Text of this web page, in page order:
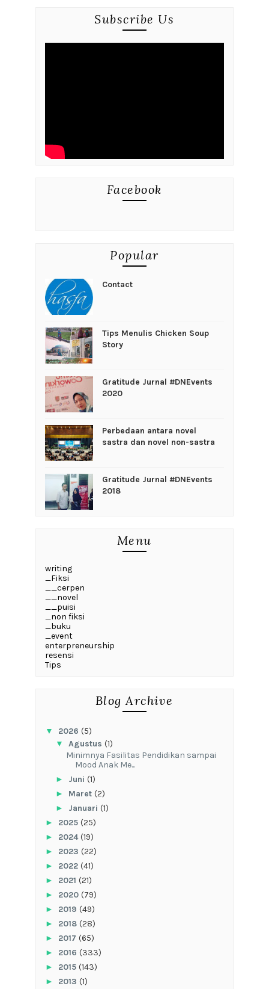
Subscribe Us
Facebook
Popular
Contact
Tips Menulis Chicken Soup
Story
Gratitude Jurnal #DNEvents
2020
Perbedaan antara novel
sastra dan novel non-sastra
Gratitude Jurnal #DNEvents
2018
Menu
writing
_Fiksi
__cerpen
__novel
__puisi
_non fiksi
_buku
_event
enterpreneurship
resensi
Tips
Blog Archive
▼ 2026 (5)
▼ Agustus (1)
‎Minimnya Fasilitas Pendidikan sampai
Mood Anak Me...
► Juni (1)
► Maret (2)
► Januari (1)
► 2025 (25)
► 2024(19)
► 2023 (22)
► 2022 (41)
► 2021 (21)
► 2020 (79)
► 2019 (49)
► 2018 (28)
► 2017 (65)
► 2016 (333)
► 2015 (143)
► 2013 (1)